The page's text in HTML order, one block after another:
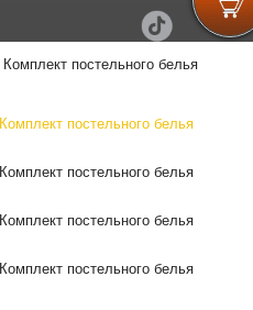
Комплект постельного белья